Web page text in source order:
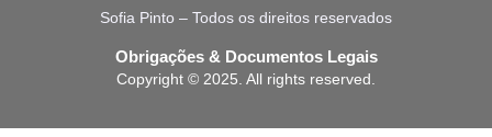
Sofia Pinto – Todos os direitos reservados
Obrigações & Documentos Legais
Copyright © 2025. All rights reserved.